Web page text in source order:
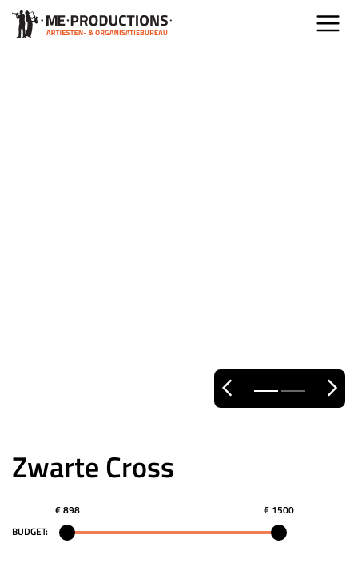
Zwarte Cross
BUDGET:
€ 898 € 1500